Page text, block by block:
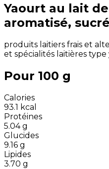
Yaourt au lait
aromatisé, sucré
produits laitiers frais et
et spécialités laitières
Pour 100 g
Calories
93.1 kcal
Protéines
5.04 g
Glucides
9.16 g
Lipides
3.70 g